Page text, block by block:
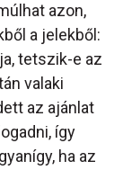
azon,
a jelekből:
tetszik-e az
valaki
az ajánlat
így
ha az